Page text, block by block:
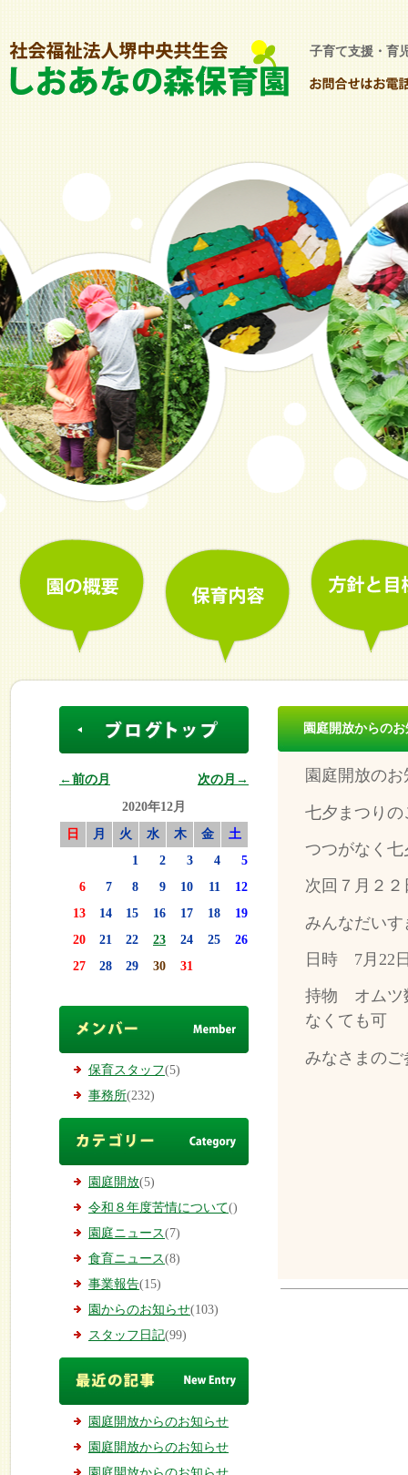
子育て支援・育
←前の月
次の月→
2020年12月
日
月 火 水 木 金
土
1
2 3 4
5
6
7 8 9 10 11
12
13
14 15 16 17 18
19
20
21 22 23 24 25
26
27
28 29 30 31
保育スタッフ(5)
事務所(232)
園庭開放(5)
令和８年度苦情について()
園庭ニュース(7)
食育ニュース(8)
事業報告(15)
園からのお知らせ(103)
スタッフ日記(99)
園庭開放からのお知らせ
園庭開放からのお知らせ
園庭開放からの
園庭開放の
七夕まつり
つつがなく
次回７月２
みんなだい
日時 7月22
持物 オム
なくても可
みなさまの